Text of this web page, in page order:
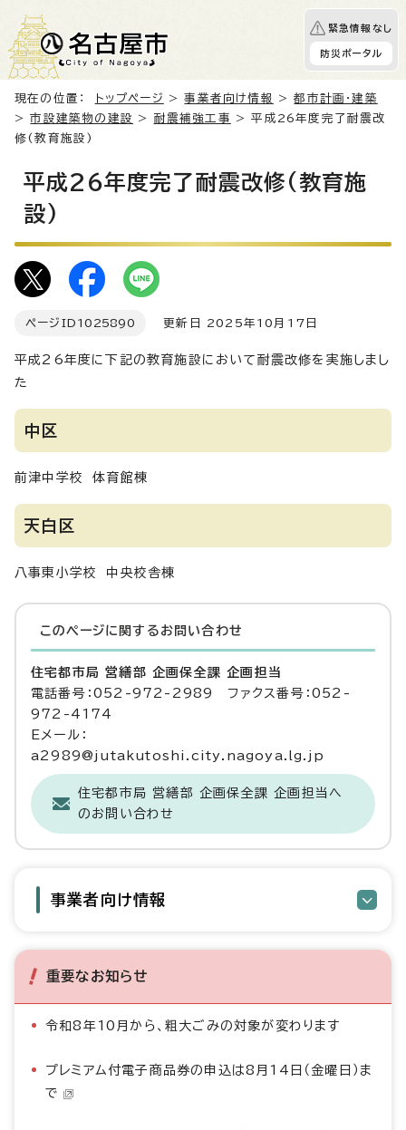
緊急情報なし
防災ポータル
現在の位置： トップページ >事業者向け情報 >都市計画・建築
>市設建築物の建設 > 耐震補強工事
> 平成26年度完了耐震改
修(教育施設)
平成26年度完了耐震改修(教育施
設)
ページID 1025890 更新日 2025年10月17日
平成26年度に下記の教育施設において耐震改修を実施しまし
た
中区
前津中学校 体育館棟
天白区
八事東小学校 中央校舎棟
このページに関する お問い合わせ
住宅都市局 営繕部 企画保全課 企画担当
電話番号：052-972-2989 ファクス番号：052-
972-4174
Eメール：
a2989@jutakutoshi.city.nagoya.lg.jp
住宅都市局 営繕部 企画保全課 企画担当へ
のお問い合わせ
事業者向け情報
重要なお知らせ
令和8年10月から、粗大ごみの対象が変わります
プレミアム付電子商品券の申込は8月14日（金曜日）ま
で